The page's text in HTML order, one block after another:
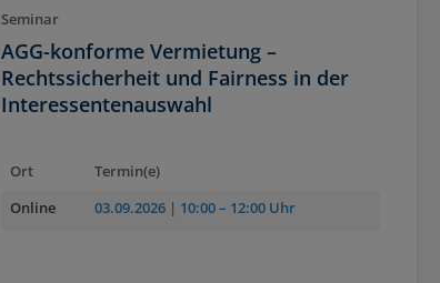
Seminar
AGG-konforme Vermietung –
Rechtssicherheit und Fairness in der
Interessentenauswahl
Ort
Termin(e)
Online
03.09.2026 | 10:00 – 12:00 Uhr